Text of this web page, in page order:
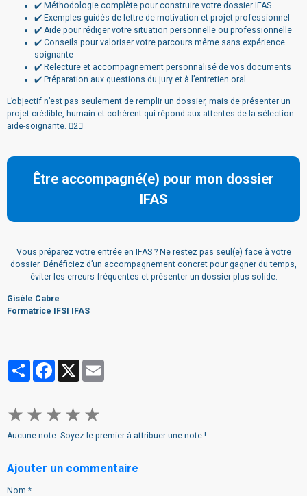
✔️ Méthodologie complète pour construire votre dossier IFAS
✔️ Exemples guidés de lettre de motivation et projet professionnel
✔️ Aide pour rédiger votre situation personnelle ou professionnelle
✔️ Conseils pour valoriser votre parcours même sans expérience
soignante
✔️ Relecture et accompagnement personnalisé de vos documents
✔️ Préparation aux questions du jury et à l’entretien oral
L’objectif n’est pas seulement de remplir un dossier, mais de présenter un
projet crédible, humain et cohérent qui répond aux attentes de la sélection
aide-soignante. 2
Être accompagné(e) pour mon dossier
IFAS
Vous préparez votre entrée en IFAS ? Ne restez pas seul(e) face à votre
dossier. Bénéficiez d’un accompagnement concret pour gagner du temps,
éviter les erreurs fréquentes et présenter un dossier plus solide.
Gisèle Cabre
Formatrice IFSI IFAS
PartagerFacebook
★ ★ ★ ★ ★
Aucune note. Soyez le premier à attribuer une note !
Ajouter un commentaire
Nom